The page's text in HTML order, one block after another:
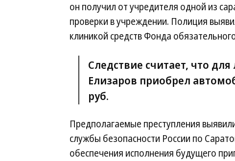
он получил от учредителя одной из
проверки в учреждении. Полиция
клиникой средств Фонда
Следствие считает, что
Елизаров приобрел
руб.
Предполагаемые преступления
службы безопасности России по
обеспечения исполнения будущего